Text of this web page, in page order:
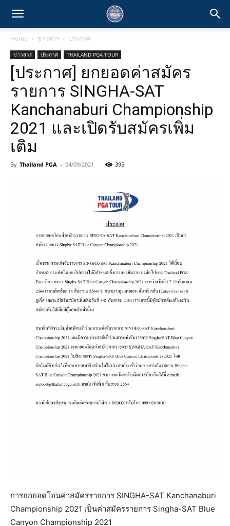
Home ข่าวสาร ประกาศ
ข่าวสาร ประกาศ THAILAND PGA TOUR
[ประกาศ] ยกยอดค่าสมัคร
รายการ SINGHA-SAT
Kanchanaburi Championship
2021 และเปิดรับสมัครเพิ่ม
เติม
By Thailand PGA - 04/09/2021 395
การยกยอดโอนค่าสมัครรายการ SINGHA-SAT Kanchanaburi
Championship 2021 เป็นค่าสมัครรายการ Singha-SAT Blue
Canyon Championship 2021